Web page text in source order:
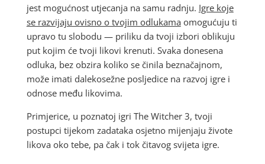
jest mogućnost utjecanja na samu radnju. Igre koje
se razvijaju ovisno o tvojim odlukama omogućuju ti
upravo tu slobodu — priliku da tvoji izbori oblikuju
put kojim će tvoji likovi krenuti. Svaka donesena
odluka, bez obzira koliko se činila beznačajnom,
može imati dalekosežne posljedice na razvoj igre i
odnose među likovima.
Primjerice, u poznatoj igri The Witcher 3, tvoji
postupci tijekom zadataka osjetno mijenjaju živote
likova oko tebe, pa čak i tok čitavog svijeta igre.